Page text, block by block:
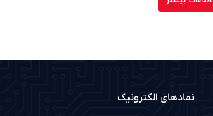
نمادهای الکترونیک